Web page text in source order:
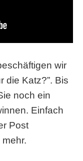
wir
die Katz?”. Bis
noch ein
Einfach
Post